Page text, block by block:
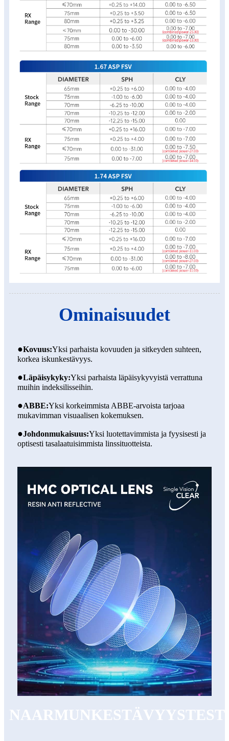
Ominaisuudet
●Kovuus:Yksi parhaista kovuuden ja sitkeyden suhteen,
korkea iskunkestävyys.
●Läpäisykyky:Yksi parhaista läpäisykyvyistä verrattuna
muihin indeksilisseihin.
●ABBE:Yksi korkeimmista ABBE-arvoista tarjoaa
mukavimman visuaalisen kokemuksen.
●Johdonmukaisuus:Yksi luotettavimmista ja fyysisesti ja
optisesti tasalaatuisimmista linssituotteista.